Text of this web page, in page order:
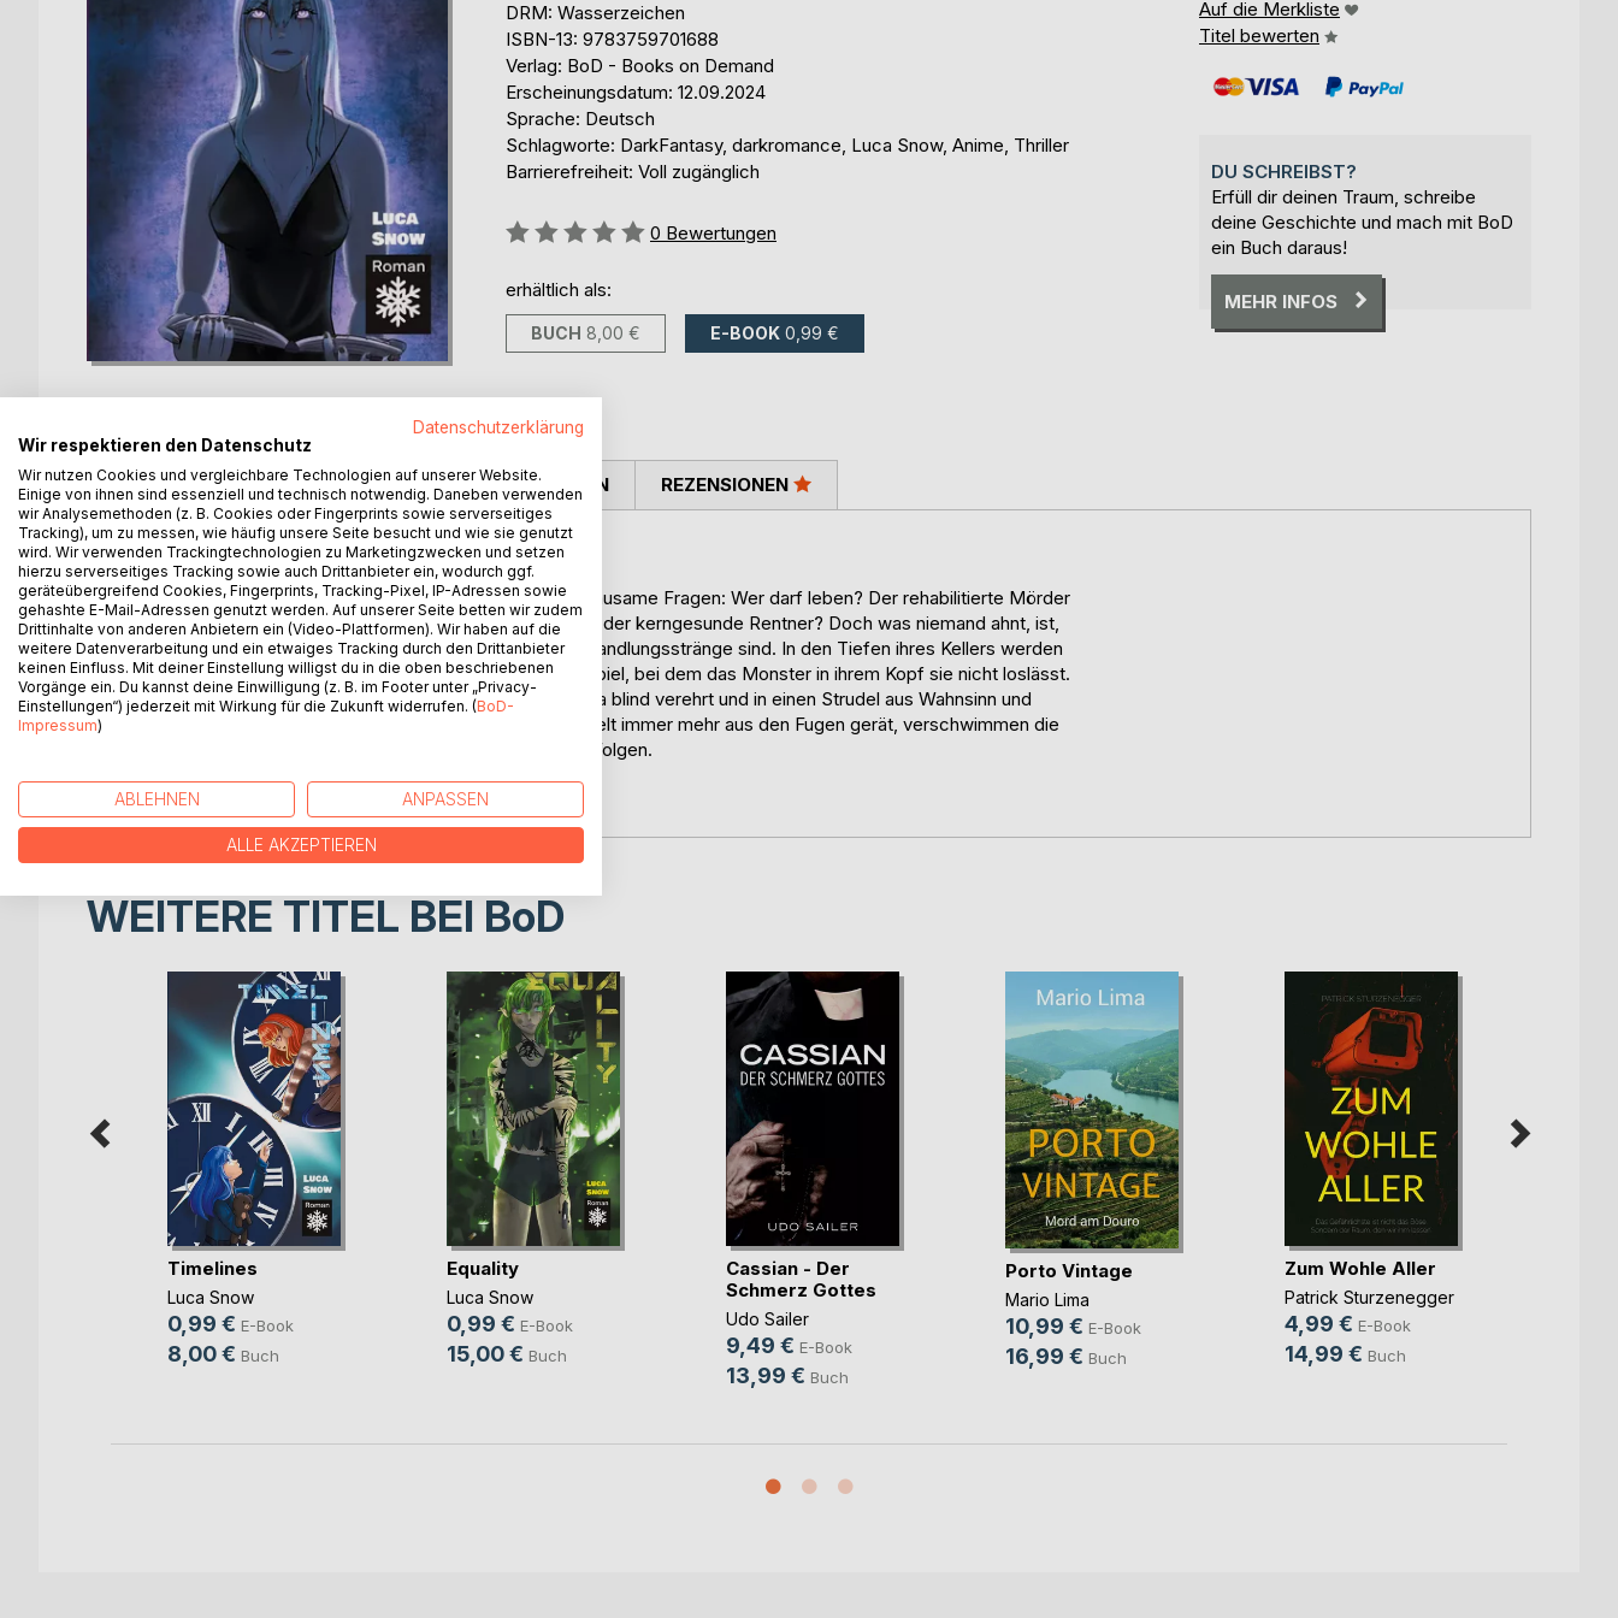
DRM: Wasserzeichen
ISBN-13: 9783759701688
Verlag: BoD - Books on Demand
Erscheinungsdatum: 12.09.2024
Sprache: Deutsch
Schlagworte: DarkFantasy, darkromance, Luca Snow, Anime, Thriller
Barrierefreiheit: Voll zugänglich
Bewertung::
0 Bewertungen
erhältlich als:
BUCH 8,00 € E-BOOK 0,99 €
Auf die Merkliste
Titel bewerten
DU SCHREIBST?
Erfüll dir deinen Traum, schreibe
deine Geschichte und mach mit BoD
ein Buch daraus!
MEHR INFOS
BESCHREIBUNG
Wer darf leben, wer muss sterben?
Yama, die weltberühmte Autorin, stellt in ihren Büchern grausame Fragen: Wer darf leben? Der rehabilitierte Mörder
oder der rassistische Finanzhai? Das todkranke Kind oder der kerngesunde Rentner? Doch was niemand ahnt, ist,
dass diese düsteren Szenarien weit mehr als nur fiktive Handlungsstränge sind. In den Tiefen ihres Kellers werden
diese Entscheidungen wirklich getroffen - ein tödliches Spiel, bei dem das Monster in ihrem Kopf sie nicht loslässt.
Und dann ist da noch Chio, ein junges Mädchen, das Yama blind verehrt und in einen Strudel aus Wahnsinn und
Dunkelheit hineingezogen wird. Während Yamas innere Welt immer mehr aus den Fugen gerät, verschwimmen die
Grenzen zwischen Fiktion und Realität mit verheerenden Folgen.
Werden ihre dunklen Gedanken die Welt verschlingen?
AUTOR/IN PRESSESTIMMEN REZENSIONEN
WEITERE TITEL BEI BoD
Timelines
Luca Snow
0,99 € E-Book
8,00 € Buch
Equality
Luca Snow
0,99 € E-Book
15,00 € Buch
Cassian - Der
Schmerz Gottes
Udo Sailer
9,49 € E-Book
13,99 € Buch
Porto Vintage
Mario Lima
10,99 € E-Book
16,99 € Buch
Zum Wohle Aller
Patrick Sturzenegger
4,99 € E-Book
14,99 € Buch
Datenschutzerklärung
Wir respektieren den Datenschutz
Wir nutzen Cookies und vergleichbare Technologien auf unserer Website.
Einige von ihnen sind essenziell und technisch notwendig. Daneben verwenden
wir Analysemethoden (z. B. Cookies oder Fingerprints sowie serverseitiges
Tracking), um zu messen, wie häufig unsere Seite besucht und wie sie genutzt
wird. Wir verwenden Trackingtechnologien zu Marketingzwecken und setzen
hierzu serverseitiges Tracking sowie auch Drittanbieter ein, wodurch ggf.
geräteübergreifend Cookies, Fingerprints, Tracking-Pixel, IP-Adressen sowie
gehashte E-Mail-Adressen genutzt werden. Auf unserer Seite betten wir zudem
Drittinhalte von anderen Anbietern ein (Video-Plattformen). Wir haben auf die
weitere Datenverarbeitung und ein etwaiges Tracking durch den Drittanbieter
keinen Einfluss. Mit deiner Einstellung willigst du in die oben beschriebenen
Vorgänge ein. Du kannst deine Einwilligung (z. B. im Footer unter „Privacy-
Einstellungen“) jederzeit mit Wirkung für die Zukunft widerrufen. (BoD-
Impressum)
ABLEHNEN ANPASSEN
ALLE AKZEPTIEREN